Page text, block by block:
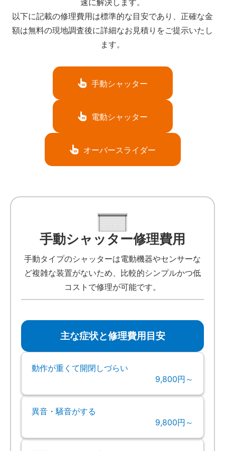
以下に記載の修理費用は標準的な目安であり、正確な金
額は無料の現地調査後に詳細なお見積りをご提示いたし
ます。
手動シャッター
電動シャッター
オーバースライダー
手動シャッター修理費用
手動タイプのシャッターは電動機器やセンサーな
ど複雑な装置がないため、比較的シンプルかつ低
コストで修理が可能です。
主な症状と修理費用目安
動作が重くて開閉しづらい
9,800円～
異音・騒音がする
9,800円～